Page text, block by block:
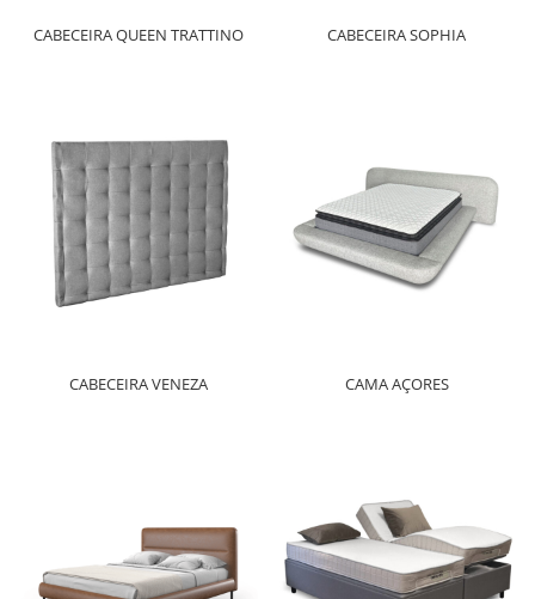
CABECEIRA QUEEN TRATTINO CABECEIRA SOPHIA
CABECEIRA VENEZA CAMA AÇORES